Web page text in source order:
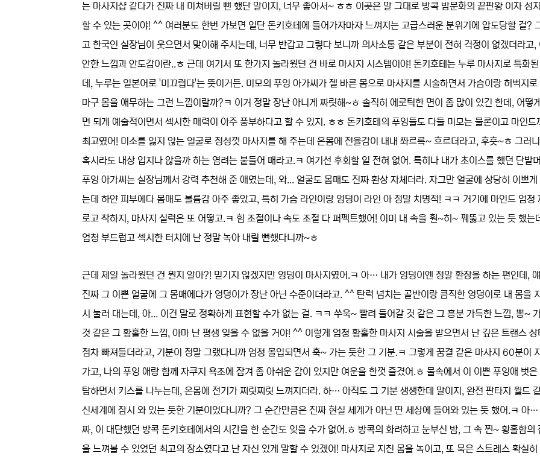
는 마사지샵 같다가 진짜 내 미쳐버릴 뻔 했단 말이지, 너무 좋아서~ ㅎㅎ 이곳은 말 그대로 방콕 밤문화의 끝판왕 이자 성
할 수 있는 곳이야! ^^ 여러분도 한번 가보면 일단 돈키호테에 들어가자마자 느껴지는 고급스러운 분위기에 압도당할 걸?
고 한국인 실장님이 웃으면서 맞이해 주시는데, 너무 반갑고 그렇다 보니까 의사소통 같은 부분이 전혀 걱정이 없겠더라고,
안한 느낌과 안도감이란..ㅎ 근데 여기서 또 한가지 놀라웠던 건 바로 마사지 시스템이야! 돈키호테는 누루 마사지로 특화
데, 누루는 일본어로 '미끄럽다'는 뜻이거든. 미모의 푸잉 아가씨가 젤 바른 몸으로 마사지를 시술하면서 가슴이랑 허벅지로
마구 몸을 애무하는 그런 느낌이랄까?ㅋ 이거 정말 장난 아니게 짜릿해~ㅎ 솔직히 에로틱한 면이 좀 많이 있긴 한데, 어떻
면 되게 예술적이면서 섹시한 매력이 아주 풍부하다고 할 수 있지. ㅎㅎ 돈키호테의 푸잉들도 다들 미모는 물론이고 마인드
최고였어! 미소를 잃지 않는 얼굴로 정성껏 마사지를 해 주는데 온몸에 전율감이 내내 쫘르륵~ 흐르더라고, 후흣~ㅎ 그러
혹시라도 내상 입지나 않을까 하는 염려는 붙들어 매라고.ㅋ 여기선 후회할 일 전혀 없어. 특히나 내가 초이스를 했던 단발
푸잉 아가씨는 실장님께서 강력 추천해 준 애였는데, 와... 얼굴도 몸매도 진짜 환상 자체더라. 자그만 얼굴에 상당히 이쁘게
는데 하얀 피부에다 몸매도 볼륨감 아주 좋았고, 특히 가슴 라인이랑 엉덩이 라인 아 정말 치명적! ㅋㅋ 거기에 마인드 엄청
로고 착하지, 마사지 실력은 또 어떻고.ㅋ 힘 조절이나 속도 조절 다 퍼펙트했어! 이미 내 속을 훤~히~ 꿰뚫고 있는 듯 했는
엄청 부드럽고 섹시한 터치에 난 정말 녹아 내릴 뻔했다니까~ㅎ
근데 제일 놀라웠던 건 뭔지 알아?! 믿기지 않겠지만 엉덩이 마사지였어.ㅋ 아… 내가 엉덩이엔 정말 환장을 하는 편인데,
진짜 그 이쁜 얼굴에 그 몸매에다가 엉덩이가 장난 아닌 수준이더라고. ^^ 탄력 넘치는 골반이랑 큼직한 엉덩이로 내 몸을
시 눌러 대는데, 아... 이건 말로 정확하게 표현할 수가 없는 걸. ㅋㅋ 쑤욱~ 빨려 들어갈 것 같은 그 흥분 가득한 느낌, 뽕~
것 같은 그 황홀한 느낌, 아마 난 평생 잊을 수 없을 거야! ^^ 이렇게 엄청 황홀한 마사지 시술을 받으면서 난 깊은 트랜스 상
점차 빠져들더라고, 기분이 정말 그랬다니까 엄청 몰입되면서 훅~ 가는 듯한 그 기분.ㅋ 그렇게 꿈결 같은 마사지 60분이
가고, 나의 푸잉 애랑 함께 자쿠지 욕조에 잠겨 좀 아쉬운 감이 있지만 여운을 한껏 즐겼어.ㅎ 물속에서 이 이쁜 푸잉애 벗은
탐하면서 키스를 나누는데, 온몸에 전기가 찌릿찌릿 느껴지더라. 하… 아직도 그 기분 생생한데 말이지, 완전 판타지 월드
신세계에 잠시 와 있는 듯한 기분이었다니까? 그 순간만큼은 진짜 현실 세계가 아닌 딴 세상에 들어와 있는 듯 했어.ㅋ 아…
짜, 이 대단했던 방콕 돈키호테에서의 시간을 한 순간도 잊을 수가 없어.ㅎ 방콕의 화려하고 눈부신 밤, 그 속 찐~ 황홀함의
을 느껴볼 수 있었던 최고의 장소였다고 난 자신 있게 말할 수 있겠어! 마사지로 지친 몸을 녹이고, 또 묵은 스트레스 확실히